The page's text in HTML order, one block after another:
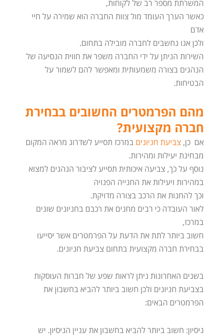
המשרתת מספר רב של לקוחות,
כאשר הערך העומד מול צוות החברה הוא שמירה על חיי
אדם
ולכן אנו נחשבים לחברה מובילה בתחום.
השירות הניתן על ידי החברה משפר את חווית הנסיעה של
הנהגים בצורה משמעותית ומאפשר להם לשמור על
הבטיחות.
מהם הפרמטרים החשובים בבחירת
חברה מקצועית?
אם כן, צביעת חניוניםבמרכז תסייע לשדרוג מראה המקום
מבחינת יעילות ומהירות.
נוסף על כך, צביעה איכותית תסייע לציבור הנהגים למצוא
במהירות ויעילות את החנייה הפנויה
וכך להחנות את הרכב בצורה מדויקת.
לאור העובדה כי רבים מחנים את רכבם בחניונים שונים
במרכז,
חשוב ביותר לתת את הדעת על הפרמטרים אשר יסייעו
בבחירת חברה מקצועית בתחום צביעת חניונים.
בשנים האחרונות ניתן לראות שפע של חברות העוסקות
בצביעת חניונים ולכן חשוב ביותר להביא בחשבון את
הפרמטרים הבאים:
ניסיון: חשוב ביותר להביא בחשבון את עניין הניסיון. יש